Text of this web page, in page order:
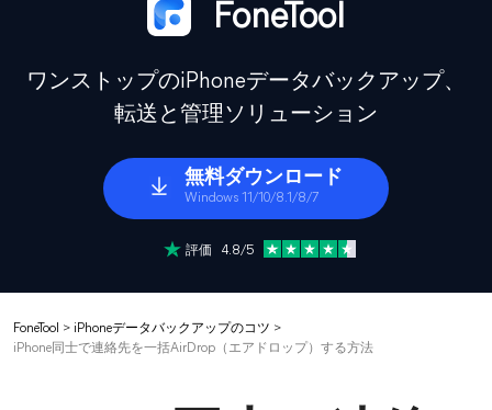
FoneTool
ワンストップのiPhoneデータバックアップ、
転送と管理ソリューション
無料ダウンロード
Windows 11/10/8.1/8/7
評価 4.8/5
FoneTool > iPhoneデータバックアップのコツ >
iPhone同士で連絡先を一括AirDrop（エアドロップ）する方法